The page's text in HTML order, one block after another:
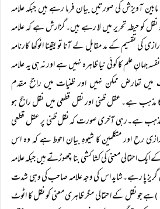
آویزش کی صورتیں بیان فرما رہے ہیں جبکہ علامہ
کو حیطہ تحریر میں لا رہے ہیں۔گزارش ہے کہ علامہ
کی تقسیم کے مد مقابل لے آنا تو یقینا انوکھا کارنامہ
جہانِ علم کا کوئی نیا ظاہرہ نہیں ہے اور نہ ہی یہ علامہ
تعارض ممکن نہیں اور ظنیات میں راجح مقدم
مذہب ہے۔عقل ظنی اور نقل قطعی میں نقل راجح ہو
مذہب ہے۔رہی آخری صورت کہ نقل ظنی پر عقل قطعی
رح اور متکلمین کا شیوہِ بیان احوط ہے کہ وہ اس
احتمالی معنی کی کشا کشی بنا چھوڑتے ہیں جبکہ علامہ
پا رہے۔شاید اس کی وجہ علامہ صاحب کی وہی شدت
ہے جو نقل کے احتمالی مگر ظاہری معنی کو نقل کا اٹوٹ